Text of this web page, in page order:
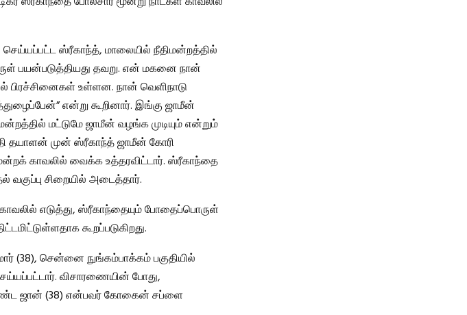
ஸ்ரீகாந்த், மாலையில் நீதிமன்றத்தில்
பயன்படுத்தியது தவறு. என் மகனை நான்
பிரச்சினைகள் உள்ளன. நான் வெளிநாடு
என்று கூறினார். இங்கு ஜாமீன்
மட்டுமே ஜாமீன் வழங்க முடியும் என்றும்
தயாளன் முன் ஸ்ரீகாந்த் ஜாமீன் கோரி
காவலில் வைக்க உத்தரவிட்டார். ஸ்ரீகாந்தை
சிறையில் அடைத்தார்.
எடுத்து, ஸ்ரீகாந்தையும் போதைப்பொருள்
கூறப்படுகிறது.
(38), சென்னை நுங்கம்பாக்கம் பகுதியில்
விசாரணையின் போது,
ஜான் (38) என்பவர் கோகைன் சப்ளை